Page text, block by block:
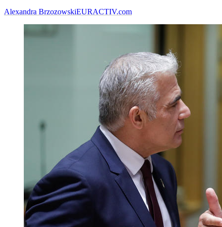
Alexandra BrzozowskiEURACTIV.com